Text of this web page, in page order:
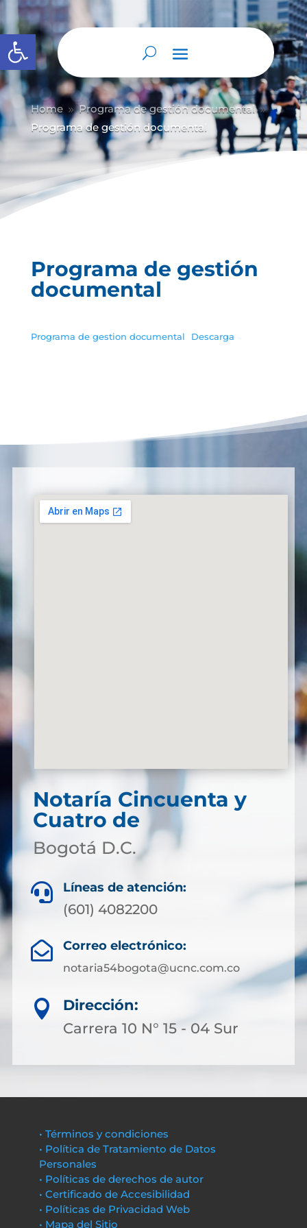
Abrir barra de herramientas
Home 9 Programa de gestión documental 9
Programa de gestión documental
Programa de gestión
documental
Programa de gestion documental Descarga
Notaría Cincuenta y
Cuatro de
Bogotá D.C.
 Líneas de atención:
(601) 4082200
 Correo electrónico:
notaria54bogota@ucnc.com.co

Dirección:
Carrera 10 N° 15 - 04 Sur
• Términos y condiciones
• Política de Tratamiento de Datos
Personales
• Políticas de derechos de autor
• Certificado de Accesibilidad
• Políticas de Privacidad Web
• Mapa del Sitio